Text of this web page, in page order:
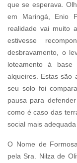
que se esperava.
em Maringá, Enio
realidade vai muito
estivesse
desbravamento, o
loteamento à
alqueires. Estas são
seu solo foi
pausa para
como é caso das
social mais
O Nome de
pela Sra. Nilza de